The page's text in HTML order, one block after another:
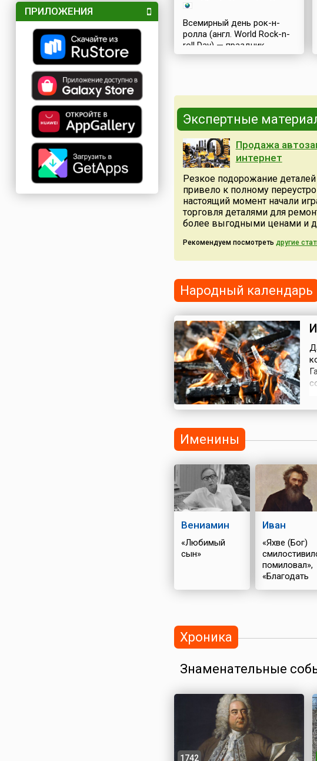
ПРИЛОЖЕНИЯ
Всемирный день рок-н-
ролла (англ. World Rock-n-
roll Day) — праздник
единомышленников, для
ежегодно 13 апреля, хотя
историческое событие,
праздника, произошло
днем раньше: 12 апреля
1954 года американский
рок-музыкант Билл Хейли
(англ. Bill Haley) записал
сингл «Рок круглые сутки»
(а...
Экспертные
Продажа
интернет
Резкое подорожание
привело к полному
настоящий момент начали
торговля деталями для
более выгодными ценами и
Рекомендуем посмотреть другие
Народный календарь
Именины
Вениамин
«Любимый
сын»
Иван
«Яхве (Бог)
помиловал»,
«Благодать
Божия»
Хроника
Знаменательные
1742